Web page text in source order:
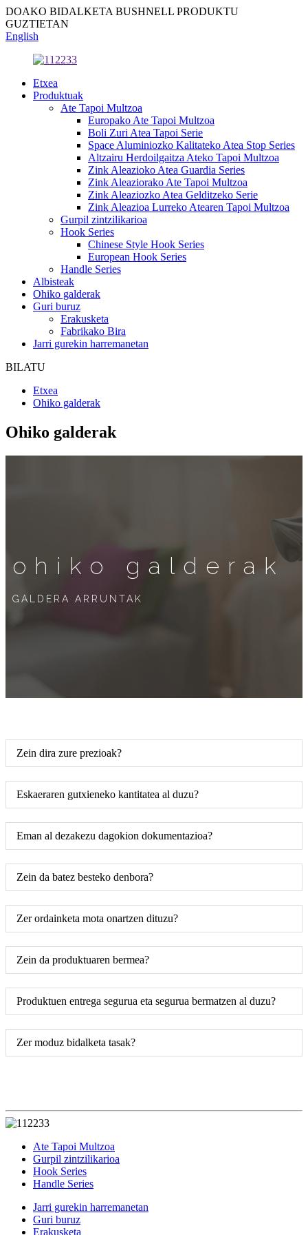
DOAKO BIDALKETA BUSHNELL PRODUKTU
GUZTIETAN
English
Etxea
Produktuak
Ate Tapoi Multzoa
Europako Ate Tapoi Multzoa
Boli Zuri Atea Tapoi Serie
Space Aluminiozko Kalitateko Atea Stop Series
Altzairu Herdoilgaitza Ateko Tapoi Multzoa
Zink Aleazioko Atea Guardia Series
Zink Aleaziorako Ate Tapoi Multzoa
Zink Aleaziozko Atea Gelditzeko Serie
Zink Aleazioa Lurreko Atearen Tapoi Multzoa
Gurpil zintzilikarioa
Hook Series
Chinese Style Hook Series
European Hook Series
Handle Series
Albisteak
Ohiko galderak
Guri buruz
Erakusketa
Fabrikako Bira
Jarri gurekin harremanetan
BILATU
Etxea
Ohiko galderak
Ohiko galderak
ohiko galderak
GALDERA ARRUNTAK
Zein dira zure prezioak?
Eskaeraren gutxieneko kantitatea al duzu?
Eman al dezakezu dagokion dokumentazioa?
Zein da batez besteko denbora?
Zer ordainketa mota onartzen dituzu?
Zein da produktuaren bermea?
Produktuen entrega segurua eta segurua bermatzen al duzu?
Zer moduz bidalketa tasak?
Ate Tapoi Multzoa
Gurpil zintzilikarioa
Hook Series
Handle Series
Jarri gurekin harremanetan
Guri buruz
Erakusketa